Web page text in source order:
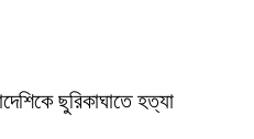
ছুরিকাঘাতে হত্যা